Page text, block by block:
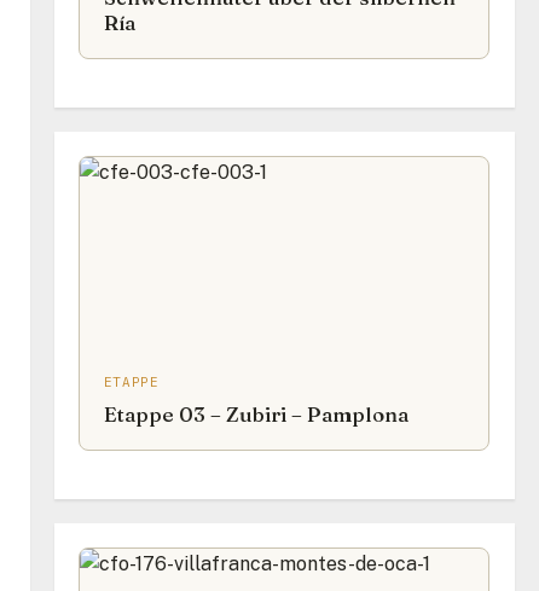
Ría
ETAPPE
Etappe 03 – Zubiri – Pamplona